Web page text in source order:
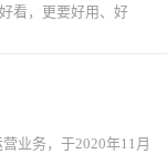
看，更要好用、好
业务，于2020年11月